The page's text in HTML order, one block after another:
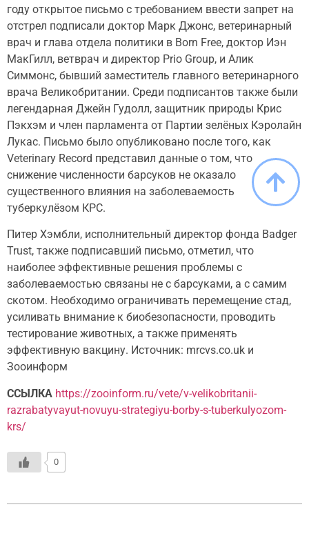
году открытое письмо с требованием ввести запрет на
отстрел подписали доктор Марк Джонс, ветеринарный
врач и глава отдела политики в Born Free, доктор Иэн
МакГилл, ветврач и директор Prio Group, и Алик
Симмонс, бывший заместитель главного ветеринарного
врача Великобритании. Среди подписантов также были
легендарная Джейн Гудолл, защитник природы Крис
Пэкхэм и член парламента от Партии зелёных Кэролайн
Лукас. Письмо было опубликовано после того, как
Veterinary Record представил данные о том, что
снижение численности барсуков не оказало
существенного влияния на заболеваемость
туберкулёзом КРС.
Питер Хэмбли, исполнительный директор фонда Badger
Trust, также подписавший письмо, отметил, что
наиболее эффективные решения проблемы с
заболеваемостью связаны не с барсуками, а с самим
скотом. Необходимо ограничивать перемещение стад,
усиливать внимание к биобезопасности, проводить
тестирование животных, а также применять
эффективную вакцину. Источник: mrcvs.co.uk и
Зооинформ
ССЫЛКА https://zooinform.ru/vete/v-velikobritanii-
razrabatyvayut-novuyu-strategiyu-borby-s-tuberkulyozom-
krs/
0